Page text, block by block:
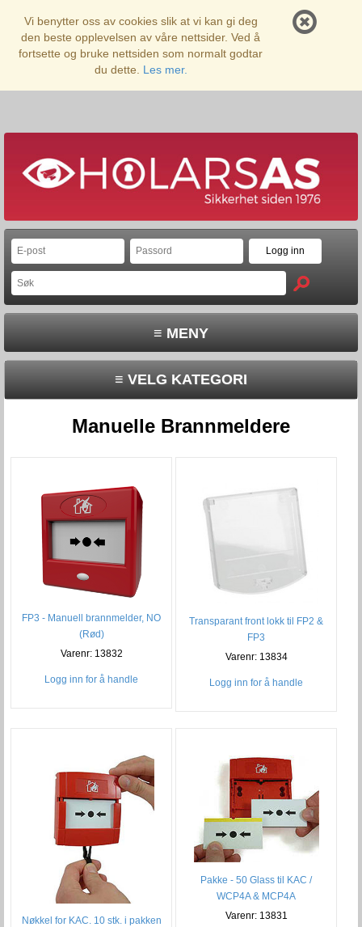
Vi benytter oss av cookies slik at vi kan gi deg
den beste opplevelsen av våre nettsider. Ved å
fortsette og bruke nettsiden som normalt godtar
du dette. Les mer.
≡ MENY
≡ VELG KATEGORI
Manuelle Brannmeldere
FP3 - Manuell brannmelder, NO
(Rød)
Varenr: 13832
Logg inn for å handle
Transparant front lokk til FP2 &
FP3
Varenr: 13834
Logg inn for å handle
Nøkkel for KAC. 10 stk. i pakken
Pakke - 50 Glass til KAC /
WCP4A & MCP4A
Varenr: 13831